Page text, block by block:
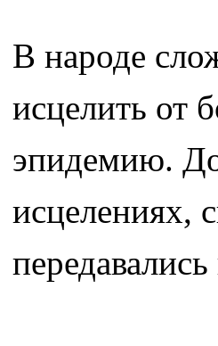
В народе
исцелить от
эпидемию.
исцелениях,